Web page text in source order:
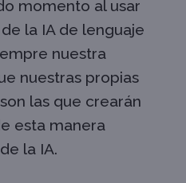
momento al usar
la IA de lenguaje
nuestra
nuestras propias
las que crearán
esta manera
la IA.